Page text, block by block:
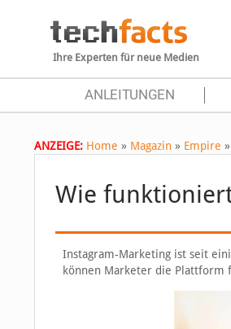
Ihre Experten für neue Medien
ANLEITUNGEN
ANZEIGE: Home » Magazin » Empire »
Wie
Instagram-Marketing ist seit
können Marketer die Plattform